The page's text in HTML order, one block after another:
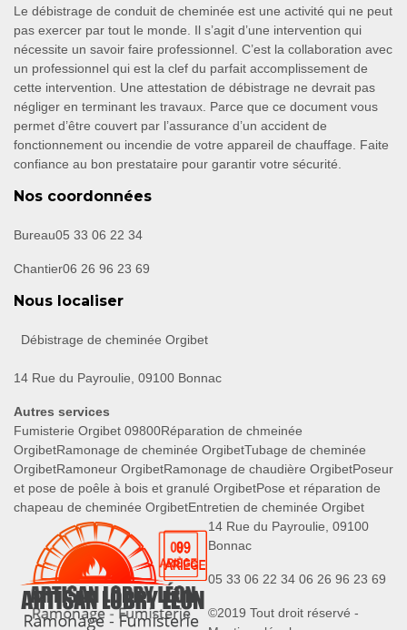
Le débistrage de conduit de cheminée est une activité qui ne peut
pas exercer par tout le monde. Il s’agit d’une intervention qui
nécessite un savoir faire professionnel. C’est la collaboration avec
un professionnel qui est la clef du parfait accomplissement de
cette intervention. Une attestation de débistrage ne devrait pas
négliger en terminant les travaux. Parce que ce document vous
permet d’être couvert par l’assurance d’un accident de
fonctionnement ou incendie de votre appareil de chauffage. Faite
confiance au bon prestataire pour garantir votre sécurité.
Nos coordonnées
Bureau05 33 06 22 34
Chantier06 26 96 23 69
Nous localiser
Débistrage de cheminée Orgibet
14 Rue du Payroulie, 09100 Bonnac
Autres services
Fumisterie Orgibet 09800Réparation de chmeinée
OrgibetRamonage de cheminée OrgibetTubage de cheminée
OrgibetRamoneur OrgibetRamonage de chaudière OrgibetPoseur
et pose de poêle à bois et granulé OrgibetPose et réparation de
chapeau de cheminée OrgibetEntretien de cheminée Orgibet
14 Rue du Payroulie, 09100
Bonnac
05 33 06 22 34 06 26 96 23 69
©2019 Tout droit réservé -